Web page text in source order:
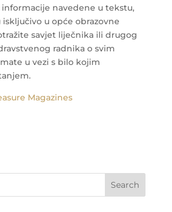
navedene u tekstu,
u opće obrazovne
savjet liječnika ili drugog
radnika o svim
u vezi s bilo kojim
Magazines